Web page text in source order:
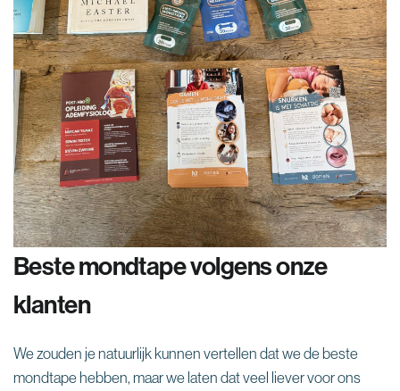
Beste mondtape volgens onze
klanten
We zouden je natuurlijk kunnen vertellen dat we de beste
mondtape hebben, maar we laten dat veel liever voor ons